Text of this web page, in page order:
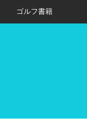
ゴルフ書籍